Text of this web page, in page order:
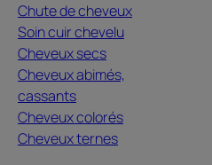
Chute de cheveux
Soin cuir chevelu
Cheveux secs
Cheveux abimés,
cassants
Cheveux colorés
Cheveux ternes